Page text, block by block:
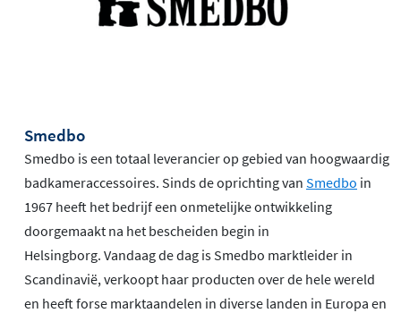
Smedbo
Smedbo is een totaal leverancier op gebied van hoogwaardig
badkameraccessoires. Sinds de oprichting van Smedbo in
1967 heeft het bedrijf een onmetelijke ontwikkeling
doorgemaakt na het bescheiden begin in
Helsingborg. Vandaag de dag is Smedbo marktleider in
Scandinavië, verkoopt haar producten over de hele wereld
en heeft forse marktaandelen in diverse landen in Europa en